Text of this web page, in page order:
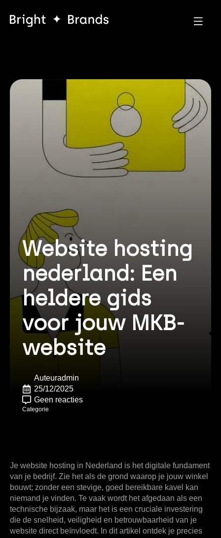
Website hosting
nederland: Een
heldere gids
voor jouw MKB-
website
Auteuradmin
25/12/2025
Geen reacties
Categorie
Je website hosting in Nederland is het digitale fundament
van je bedrijf. Zie het als de grond waarop je jouw winkel
bouwt; zonder een stevige, goed bereikbare kavel kan
niemand je vinden. Te vaak wordt het afgedaan als een
technische bijzaak, maar het is een cruciale investering
die de snelheid, veiligheid en betrouwbaarheid van je
website direct beïnvloedt. In dit artikel ontdek je precies